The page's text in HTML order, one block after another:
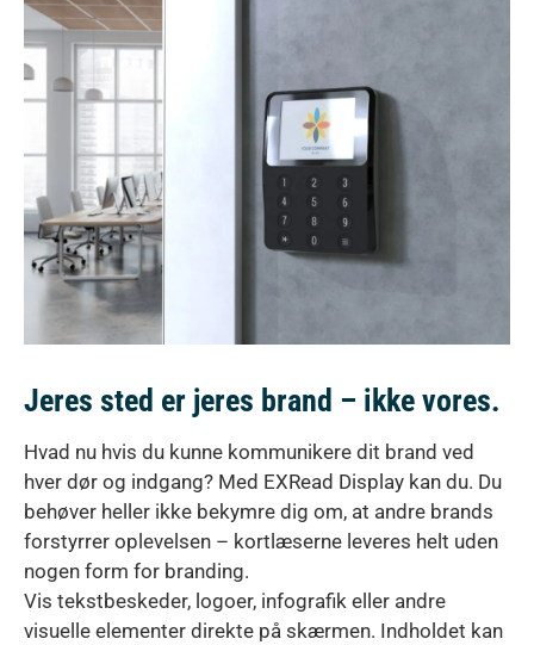
Jeres sted er jeres brand – ikke vores.
Hvad nu hvis du kunne kommunikere dit brand ved
hver dør og indgang? Med EXRead Display kan du. Du
behøver heller ikke bekymre dig om, at andre brands
forstyrrer oplevelsen – kortlæserne leveres helt uden
nogen form for branding.
Vis tekstbeskeder, logoer, infografik eller andre
visuelle elementer direkte på skærmen. Indholdet kan